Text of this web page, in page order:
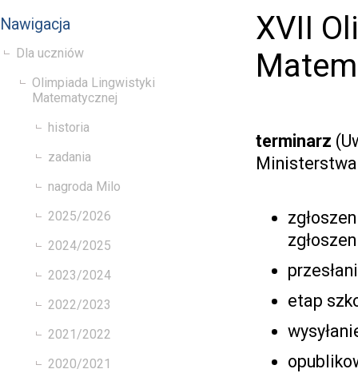
Nawigacja
Dla uczniów
Olimpiada Lingwistyki
Matematycznej
historia
zadania
nagroda Milo
2025/2026
2024/2025
2023/2024
2022/2023
2021/2022
2020/2021
XVII
terminarz
etap